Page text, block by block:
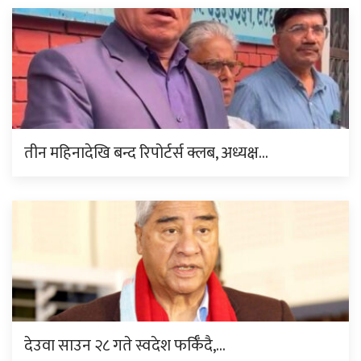
तीन महिनादेखि बन्द रिपोर्टर्स क्लब, अध्यक्ष…
देउवा साउन २८ गते स्वदेश फर्किँदै,…